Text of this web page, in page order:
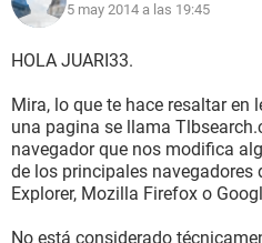
5 may 2014 a las 19:45
HOLA JUARI33.
Mira, lo que te hace resaltar en
una pagina se llama
navegador que nos modifica
de los principales navegadores
Explorer, Mozilla Firefox o
No está considerado